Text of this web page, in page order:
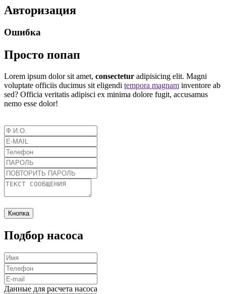
Авторизация
Ошибка
Просто попап
Lorem ipsum dolor sit amet, consectetur adipisicing elit. Magni
voluptate officiis ducimus sit eligendi tempora magnam inventore ab
sed? Officia veritatis adipisci ex minima dolore fugit, accusamus
nemo esse dolor!
Кнопка
Подбор насоса
Данные для расчета насоса